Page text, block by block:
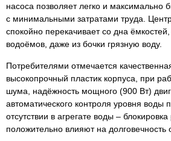
насоса позволяет легко и максимально
с минимальными затратами труда.
спокойно перекачивает со дна
водоёмов, даже из бочки грязную воду.
Потребителями отмечается
высокопрочный пластик корпуса, при
шума, надёжность мощного (900 Вт)
автоматического контроля уровня воды
отсутствии в агрегате воды –
положительно влияют на долговечность